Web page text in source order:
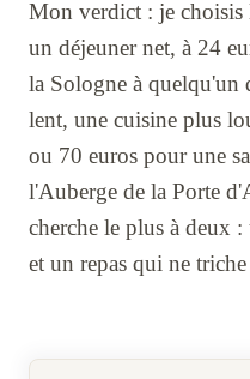
Mon verdict : je choisis
un déjeuner net, à 24
la Sologne à quelqu'un
lent, une cuisine plus
ou 70 euros pour une
l'Auberge de la Porte
cherche le plus à deux
et un repas qui ne triche